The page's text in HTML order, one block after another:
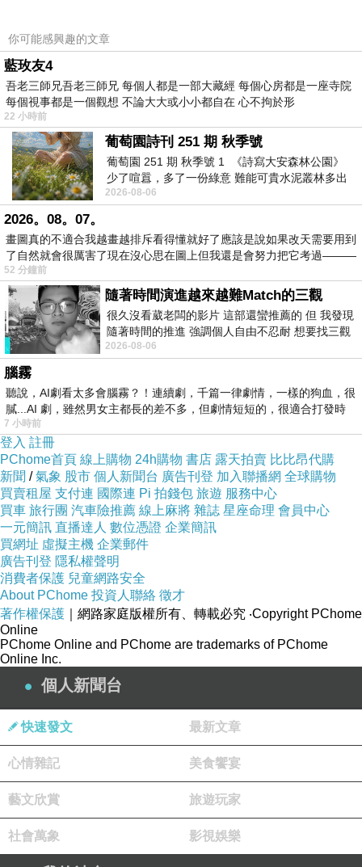
你可能感興趣的文章
藍玫友4
吾老三師兄吾老三師兄 每個人都是一部大藏經 每個心房都是一座寺院
每個視事都是一個觀想 不論大大或小小都自在 心不拘於形
22 小時前
葡萄園詩刊 251 期 秋季號
葡萄園 251 期 秋季號 1 《詩寫大安森林公園》
少了喧囂，多了一份綠意 難能可貴水泥叢林多出
一
2026-08-06
2026。08。07。
畫圖真的不適合我越畫越排斥看得懂就好了應該是說如果改天需要用到
了自然就會很厲害了現在沒心思在圖上但我還是會努力把它考過———
52 分鐘前
隨著時間演進越來越難Match的三觀
很久沒看葳老闆的影片 這部還蠻推薦的 但 我發現
隨著時間的推進 強調個人自由不忍耐 想要找三觀
接近的不要說對象 連朋友都超
2026-08-06
腦霧
聽說，AI劇看太多會腦霧？！連續劇，千篇一律劇情，一樣的狗血，很
膩...AI 劇，雖然男女主都長的差不多，但劇情短短的，很適合打發時
7 小時前
登入 註冊
PChome首頁 線上購物 24h購物 書店 露天拍賣 比比昂代購
新聞 /氣象 股市 個人新聞台 廣告刊登 加入聯播網 全球購物
買賣租屋 支付連 國際連 Pi 拍錢包 旅遊 服務中心
買車 旅行團 汽車險推薦 線上麻將 雜誌 星座命理 會員中心
一元簡訊 直播達人 數位憑證 企業簡訊
買網址 虛擬主機 企業郵件
廣告刊登 隱私權聲明
消費者保護 兒童網路安全
About PChome 投資人聯絡 徵才
著作權保護 ｜網路家庭版權所有、轉載必究 ‧Copyright PChome
Online
PChome Online and PChome are trademarks of PChome
Online Inc.
個人新聞台
快速發文 最新文章
心情雜記 美食饗宴
藝文欣賞 旅遊玩家
社會萬象 影視娛樂